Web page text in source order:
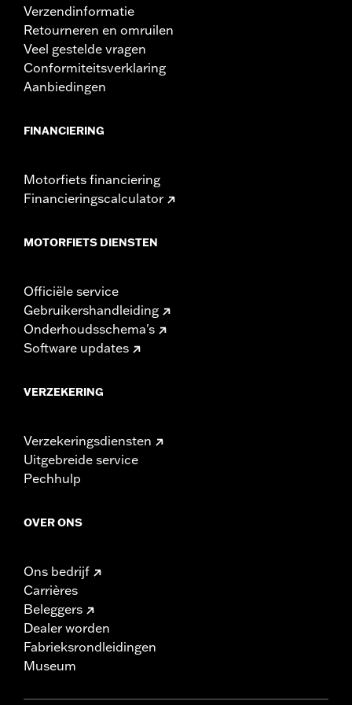
Verzendinformatie
Retourneren en omruilen
Veel gestelde vragen
Conformiteitsverklaring
Aanbiedingen
FINANCIERING
Motorfiets financiering
Financieringscalculator
MOTORFIETS DIENSTEN
Officiële service
Gebruikershandleiding
Onderhoudsschema's
Software updates
VERZEKERING
Verzekeringsdiensten
Uitgebreide service
Pechhulp
OVER ONS
Ons bedrijf
Carrières
Beleggers
Dealer worden
Fabrieksrondleidingen
Museum